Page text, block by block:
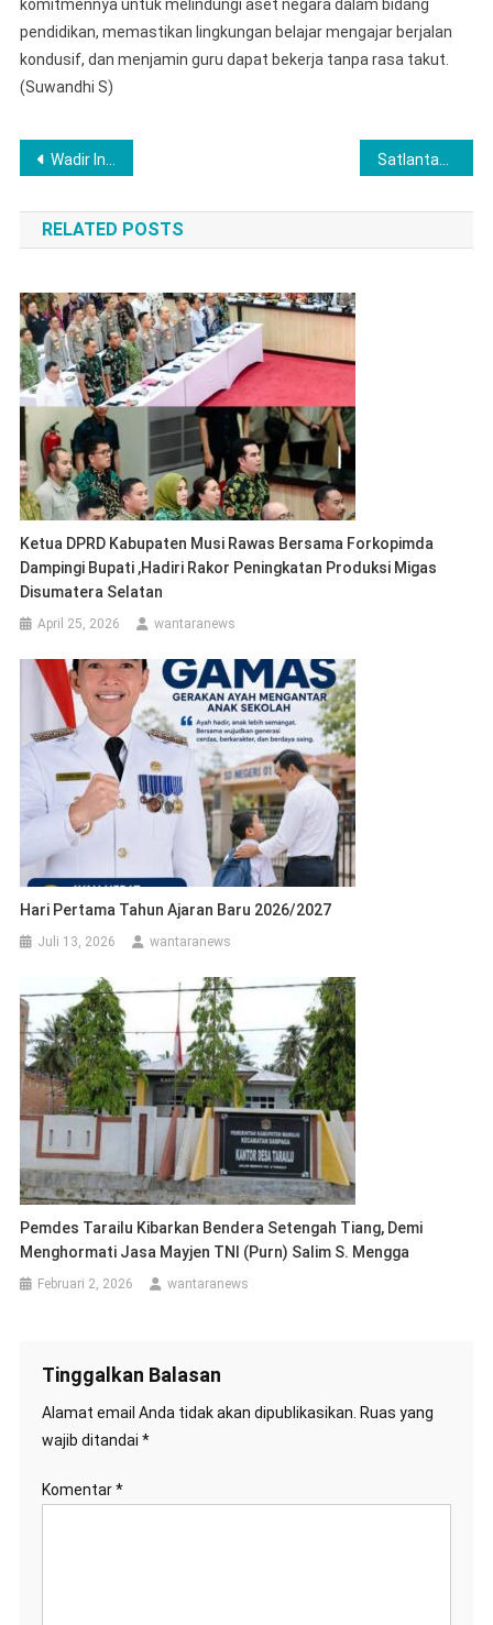
komitmennya untuk melindungi aset negara dalam bidang
pendidikan, memastikan lingkungan belajar mengajar berjalan
kondusif, dan menjamin guru dapat bekerja tanpa rasa takut.
(Suwandhi S)
Navigasi
pos
Wadir Intelkam Polda Sumsel, AKBP Mario Ivanri Laksanakan Kegiatan Supervisi Strategis di Lubuk Linggau
RELATED POSTS
Ketua DPRD Kabupaten Musi Rawas Bersama Forkopimda
Dampingi Bupati ,Hadiri Rakor Peningkatan Produksi Migas
Disumatera Selatan
April 25, 2026 wantaranews
Hari Pertama Tahun Ajaran Baru 2026/2027
Juli 13, 2026 wantaranews
Pemdes Tarailu Kibarkan Bendera Setengah Tiang, Demi
Menghormati Jasa Mayjen TNI (Purn) Salim S. Mengga
Februari 2, 2026 wantaranews
Tinggalkan Balasan
Alamat email Anda tidak akan dipublikasikan. Ruas yang
wajib ditandai *
Komentar*